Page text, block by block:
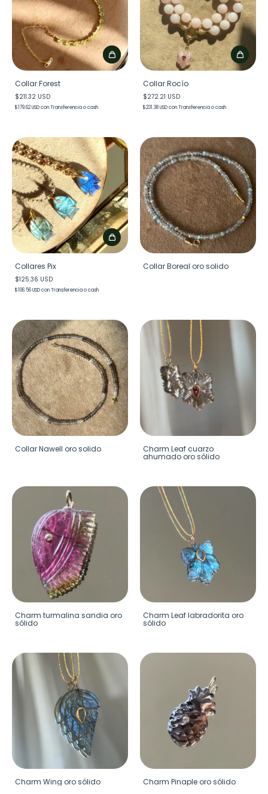
Collar Forest
$211.32 USD
$179.62 USDconTransferencia o cash
Collar Rocío
$272.21 USD
$231.38 USDconTransferencia o cash
Collares Pix
$125.36 USD
$106.56 USDconTransferencia o cash
Collar Boreal oro solido
Collar Nawell oro solido Charm Leaf cuarzo
ahumado oro sólido
Charm turmalina sandia oro
sólido
Charm Leaf labradorita oro
sólido
Charm Wing oro sólido Charm Pinaple oro sólido